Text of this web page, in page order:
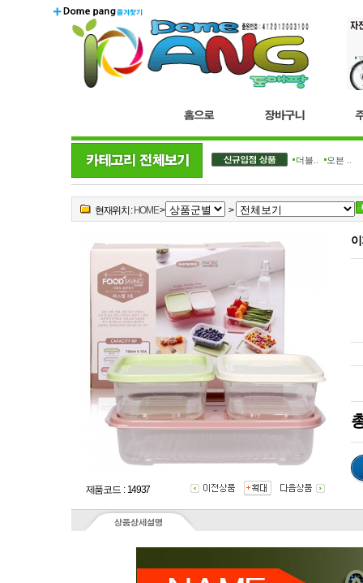
더블.. 오븐 ..
현재위치 : HOME> >
제품코드 : 14937